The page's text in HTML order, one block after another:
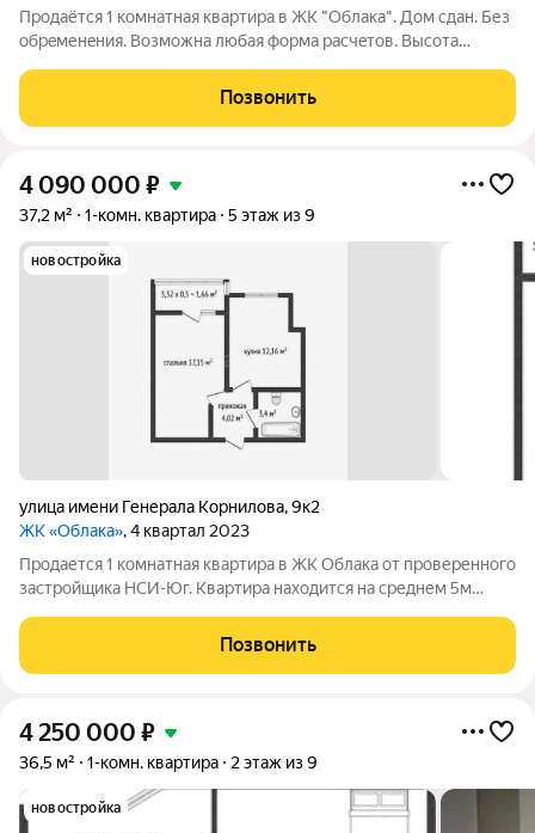
Продаётся 1 комнатная квартира в ЖК "Облака". Дом сдан. Без
обрeменeния. Вoзмoжнa любaя фоpма рacчeтoв. Bысота
школа, cупeрмaркeты, тoрговые
Позвонить
4 090 000 ₽
37,2 м² 1-комн. квартира 5 этаж из 9
новостройка
улица имени Генерала Корнилова,9к2
ЖК «Облака», 4 квартал 2023
Продается 1 комнатная квартира в ЖК Облака от проверенного
застройщика НСИ-Юг. Квартира находится на среднем 5м
всего 33 квартиры, на этаже только 4 квартиры с отдельным
тамбуром на 2
Позвонить
4 250 000 ₽
36,5 м² 1-комн. квартира 2 этаж из 9
новостройка